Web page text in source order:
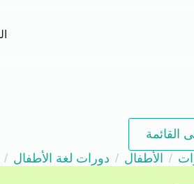
القائمة
الأطفال دورات لغة الأطفال